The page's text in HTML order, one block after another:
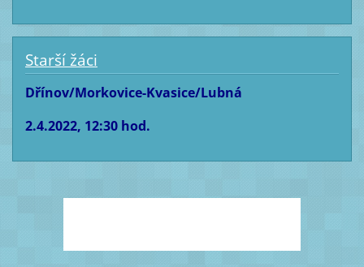
Starší žáci
Dřínov/Morkovice-Kvasice/Lubná
2.4.2022, 12:30 hod.